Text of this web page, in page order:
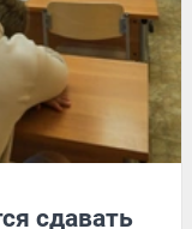
сдавать